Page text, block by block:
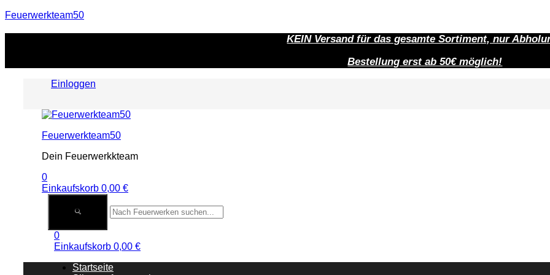
Feuerwerkteam50
KEIN Versand für das gesamte Sortiment, nur
Bestellung erst ab 50€ möglich!
Einloggen
Menu
Feuerwerkteam50
Dein Feuerwerkkteam
0
Einkaufskorb 0,00 €
0
Einkaufskorb 0,00 €
Startseite